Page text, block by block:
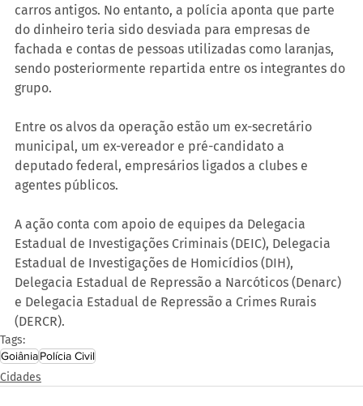
carros antigos. No entanto, a polícia aponta que parte
do dinheiro teria sido desviada para empresas de
fachada e contas de pessoas utilizadas como laranjas,
sendo posteriormente repartida entre os integrantes do
grupo.
Entre os alvos da operação estão um ex-secretário
municipal, um ex-vereador e pré-candidato a
deputado federal, empresários ligados a clubes e
agentes públicos.
A ação conta com apoio de equipes da Delegacia
Estadual de Investigações Criminais (DEIC), Delegacia
Estadual de Investigações de Homicídios (DIH),
Delegacia Estadual de Repressão a Narcóticos (Denarc)
e Delegacia Estadual de Repressão a Crimes Rurais
(DERCR).
Tags:
GoiâniaPolícia Civil
Cidades